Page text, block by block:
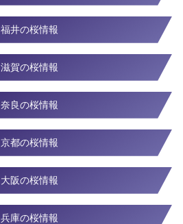
福井の桜情報
滋賀の桜情報
奈良の桜情報
京都の桜情報
大阪の桜情報
兵庫の桜情報